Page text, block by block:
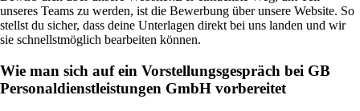
unseres Teams zu werden, ist die Bewerbung über unsere Website. So
stellst du sicher, dass deine Unterlagen direkt bei uns landen und wir
sie schnellstmöglich bearbeiten können.
Wie man sich auf ein Vorstellungsgespräch bei GB
Personaldienstleistungen GmbH vorbereitet